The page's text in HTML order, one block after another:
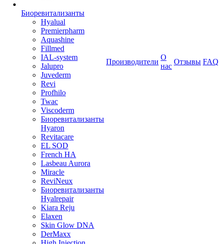
Биоревитализанты
Hyalual
Premierpharm
Aquashine
Fillmed
IAL-system
Jalupro
Juvederm
Revi
Profhilo
Twac
Viscoderm
Биоревитализанты
Hyaron
Revitacare
EL SOD
French HA
Lasbeau Aurora
Miracle
ReviNeux
Биоревитализанты
Hyalrepair
Kiara Reju
Elaxen
Skin Glow DNA
DerMaxx
Производители
О
нас
Отзывы FAQ